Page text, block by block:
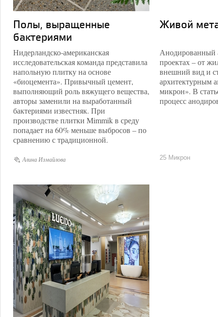
Полы, выращенные
бактериями
Нидерландско-американская
исследовательская команда представила
напольную плитку на основе
«биоцемента». Привычный цемент,
выполняющий роль вяжущего вещества,
авторы заменили на выработанный
бактериями известняк. При
производстве плитки Mimmik в среду
попадает на 60% меньше выбросов – по
сравнению с традиционной.
Алина Измайлова
Живой
Анодированный
проектах – от
внешний вид и
архитектурным
микрон». В
процесс
25 Микрон